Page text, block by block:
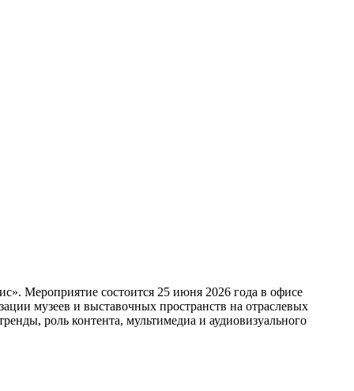
Мероприятие состоится 25 июня 2026 года в офисе
музеев и выставочных пространств на отраслевых
роль контента, мультимедиа и аудиовизуального